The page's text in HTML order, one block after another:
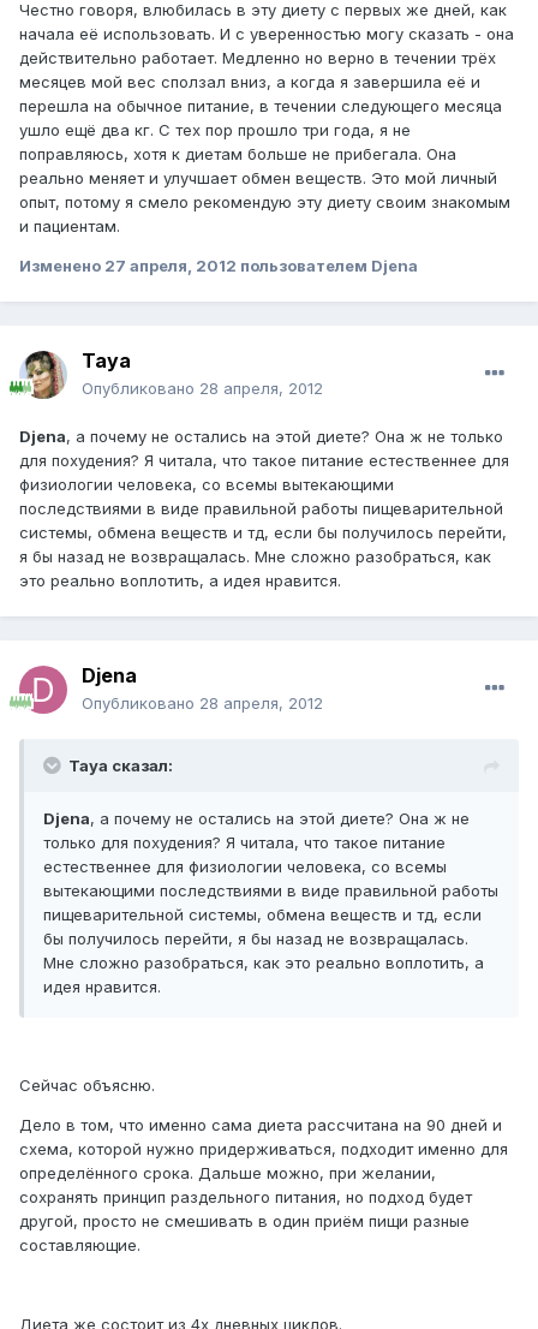
Честно говоря, влюбилась в эту диету с первых же дней, как
начала её использовать. И с уверенностью могу сказать - она
действительно работает. Медленно но верно в течении трёх
месяцев мой вес сползал вниз, а когда я завершила её и
перешла на обычное питание, в течении следующего месяца
ушло ещё два кг. С тех пор прошло три года, я не
поправляюсь, хотя к диетам больше не прибегала. Она
реально меняет и улучшает обмен веществ. Это мой личный
опыт, потому я смело рекомендую эту диету своим знакомым
и пациентам.
Изменено 27 апреля, 2012 пользователем Djena
Taya
Опубликовано 28 апреля, 2012
Djena, а почему не остались на этой диете? Она ж не только
для похудения? Я читала, что такое питание естественнее для
физиологии человека, со всемы вытекающими
последствиями в виде правильной работы пищеварительной
системы, обмена веществ и тд, если бы получилось перейти,
я бы назад не возвращалась. Мне сложно разобраться, как
это реально воплотить, а идея нравится.
Djena
Опубликовано 28 апреля, 2012
Taya сказал:
Djena, а почему не остались на этой диете? Она ж не
только для похудения? Я читала, что такое питание
естественнее для физиологии человека, со всемы
вытекающими последствиями в виде правильной работы
пищеварительной системы, обмена веществ и тд, если
бы получилось перейти, я бы назад не возвращалась.
Мне сложно разобраться, как это реально воплотить, а
идея нравится.
Сейчас объясню.
Дело в том, что именно сама диета рассчитана на 90 дней и
схема, которой нужно придерживаться, подходит именно для
определённого срока. Дальше можно, при желании,
сохранять принцип раздельного питания, но подход будет
другой, просто не смешивать в один приём пищи разные
составляющие.
Диета же состоит из 4х дневных циклов.